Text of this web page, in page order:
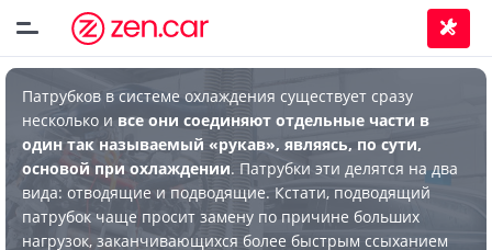
Патрубков в системе охлаждения существует сразу
несколько и все они соединяют отдельные части в
один так называемый «рукав», являясь, по сути,
основой при охлаждении. Патрубки эти делятся на два
вида: отводящие и подводящие. Кстати, подводящий
патрубок чаще просит замену по причине больших
нагрузок, заканчивающихся более быстрым ссыханием